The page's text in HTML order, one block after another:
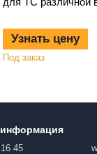
Узнать цену
Под заказ
информация
45